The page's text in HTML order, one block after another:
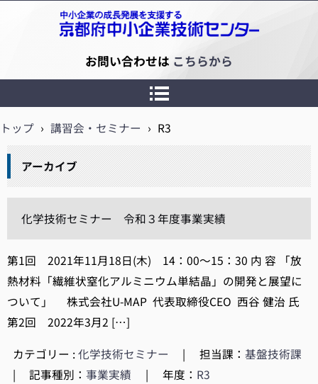
京都府中小企業技術センター
お問い合わせは こちらから
トップ › 講習会・セミナー › R3
アーカイブ
化学技術セミナー 令和３年度事業実績
第1回 2021年11月18日(木) 14：00～15：30 内 容 「放
熱材料「繊維状窒化アルミニウム単結晶」の開発と展望に
ついて」 株式会社U-MAP 代表取締役CEO 西谷 健治 氏
第2回 2022年3月2 […]
カテゴリー :化学技術セミナー | 担当課：基盤技術課
|
記事種別：事業実績 | 年度： R3